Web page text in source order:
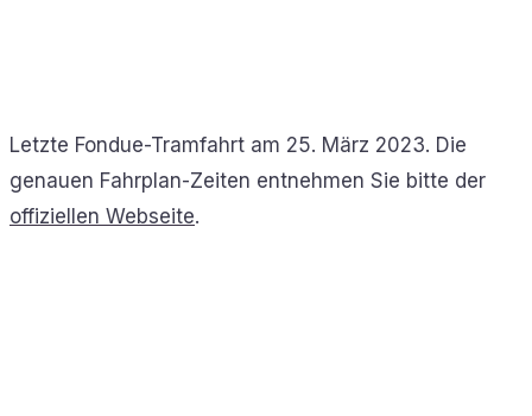
Letzte Fondue-Tramfahrt am 25. März 2023. Die
genauen Fahrplan-Zeiten entnehmen Sie bitte der
offiziellen Webseite.